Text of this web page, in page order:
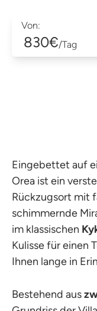
Von:
830€/Tag
Eingebettet auf
Orea ist ein
Rückzugsort mit
schimmernde
im klassischen
Kulisse für einen
Ihnen lange in
Bestehend aus